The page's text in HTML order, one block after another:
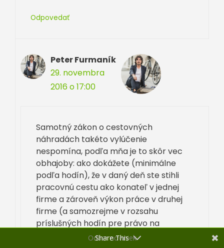
Odpovedať
Peter Furmaník
29. novembra
2016 o 17:00
Samotný zákon o cestovných
náhradách takéto vylúčenie
nespomína, podľa mňa je to skôr vec
obhajoby: ako dokážete (minimálne
podľa hodín), že v daný deň ste stihli
pracovnú cestu ako konateľ v jednej
firme a zároveň výkon práce v druhej
firme (a samozrejme v rozsahu
príslušných hodín pre právo na
stravné), tak pokojne aj áno ;)
Share This
Odber noviniek